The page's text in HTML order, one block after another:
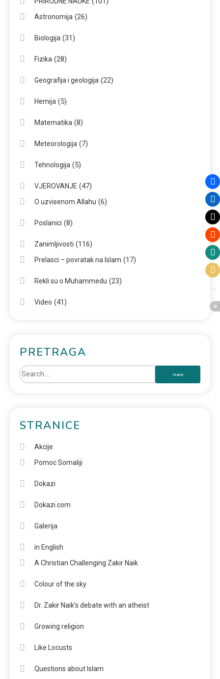
Astronomija (26)
Biologija (31)
Fizika (28)
Geografija i geologija (22)
Hemija (5)
Matematika (8)
Meteorologija (7)
Tehnologija (5)
VJEROVANJE (47)
O uzvisenom Allahu (6)
Poslanici (8)
Zanimljivosti (116)
Prelasci – povratak na Islam (17)
Rekli su o Muhammedu (23)
Video (41)
PRETRAGA
STRANICE
Akcije
Pomoc Somaliji
Dokazi
Dokazi.com
Galerija
in English
A Christian Challenging Zakir Naik
Colour of the sky
Dr. Zakir Naik’s debate with an atheist
Growing religion
Like Locusts
Questions about Islam